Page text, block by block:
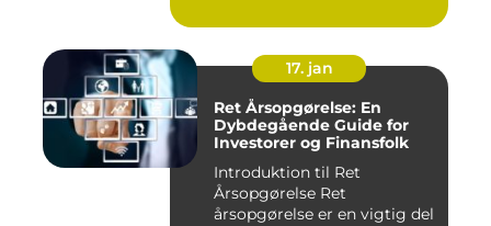
17. jan
Ret Årsopgørelse: En
Dybdegående Guide for
Investorer og Finansfolk
Introduktion til Ret
Årsopgørelse Ret
årsopgørelse er en vigtig del